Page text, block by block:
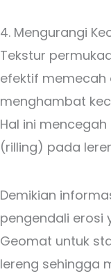
4. Mengurangi
Tekstur
efektif memecah
menghambat
Hal ini
(rilling) pada
Demikian
pengendali erosi
Geomat untuk
lereng sehingga